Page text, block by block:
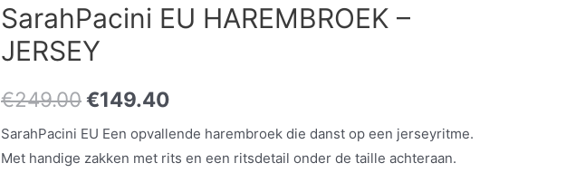
SarahPacini EU HAREMBROEK –
JERSEY
€249.00€149.40
SarahPacini EU Een opvallende harembroek die danst op een jerseyritme.
Met handige zakken met rits en een ritsdetail onder de taille achteraan.